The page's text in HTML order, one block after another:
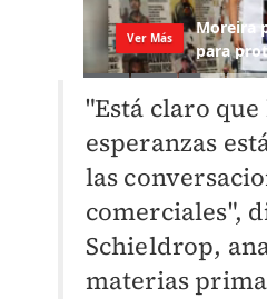
"Está claro que
esperanzas
las
comerciales",
Schieldrop,
materias